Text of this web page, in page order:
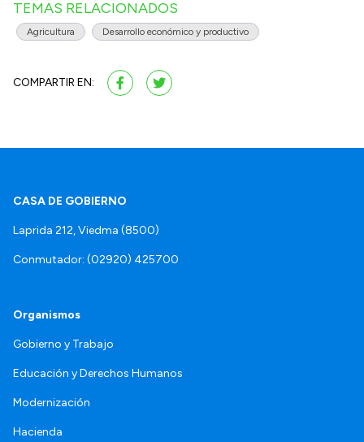
TEMAS RELACIONADOS
Agricultura Desarrollo económico y productivo
COMPARTIR EN:
CASA DE GOBIERNO
Laprida 212, Viedma (8500)
Conmutador: (02920) 425700
Organismos
Gobierno y Trabajo
Educación y Derechos Humanos
Modernización
Hacienda